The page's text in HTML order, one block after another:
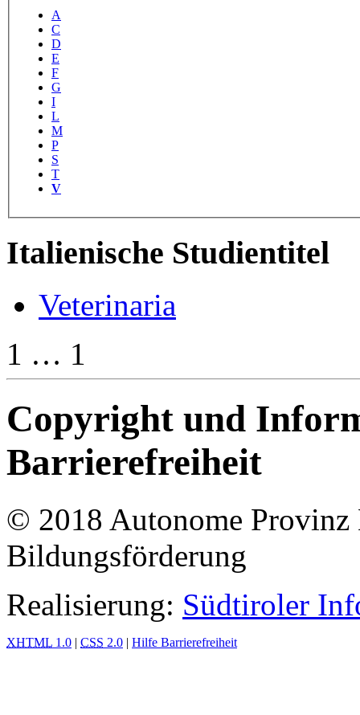
A
C
D
E
F
G
I
L
M
P
S
T
V
Italienische Studientitel
Veterinaria
1 … 1
Copyright und
Barrierefreiheit
© 2018 Autonome Provinz
Bildungsförderung
Realisierung: Südtiroler
XHTML 1.0 | CSS 2.0 | Hilfe Barrierefreiheit